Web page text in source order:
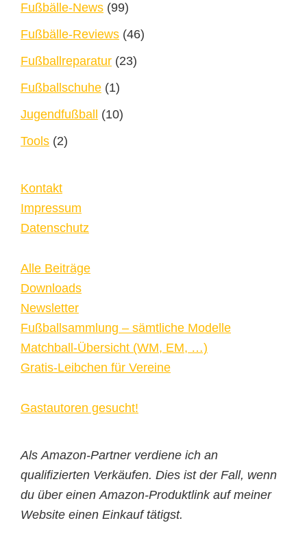
Fußbälle-News (99)
Fußbälle-Reviews (46)
Fußballreparatur (23)
Fußballschuhe (1)
Jugendfußball
(10)
Tools (2)
Kontakt
Impressum
Datenschutz
Alle Beiträge
Downloads
Newsletter
Fußballsammlung – sämtliche Modelle
Matchball-Übersicht (WM, EM, …)
Gratis-Leibchen für Vereine
Gastautoren gesucht!
Als Amazon-Partner verdiene ich an
qualifizierten Verkäufen. Dies ist der Fall, wenn
du über einen Amazon-Produktlink auf meiner
Website einen Einkauf tätigst.